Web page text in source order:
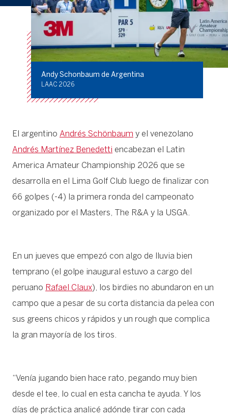
Andy Schonbaum de Argentina
LAAC 2026
El argentino Andrés Schönbaum y el venezolano
Andrés Martínez Benedetti encabezan el Latin
America Amateur Championship 2026 que se
desarrolla en el Lima Golf Club luego de finalizar con
66 golpes (-4) la primera ronda del campeonato
organizado por el Masters, The R&A y la USGA.
En un jueves que empezó con algo de lluvia bien
temprano (el golpe inaugural estuvo a cargo del
peruano Rafael Claux), los birdies no abundaron en un
campo que a pesar de su corta distancia da pelea con
sus greens chicos y rápidos y un rough que complica
la gran mayoría de los tiros.
“Venía jugando bien hace rato, pegando muy bien
desde el tee, lo cual en esta cancha te ayuda. Y los
días de práctica analicé adónde tirar con cada